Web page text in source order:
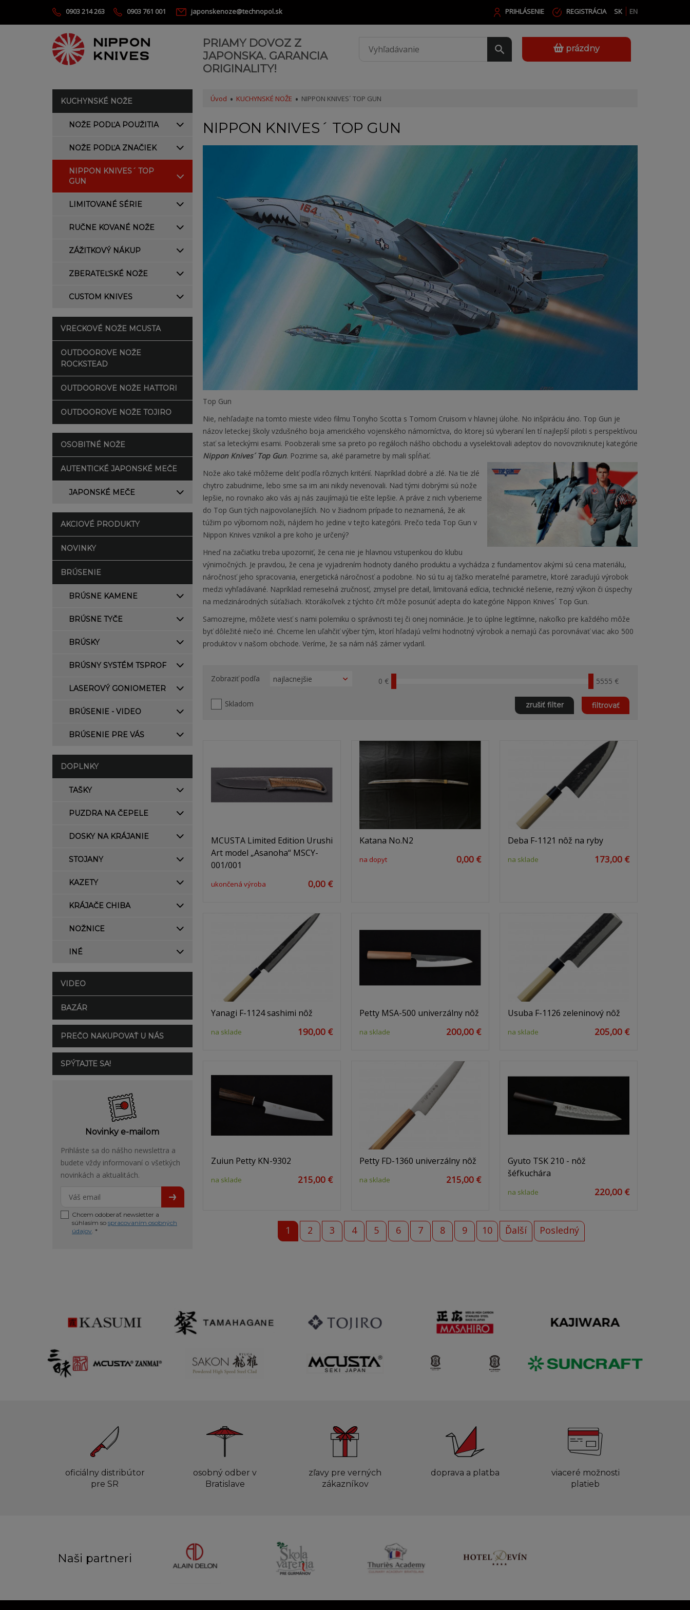
0903 214 263 0903 761 001 japonskenoze@technopol.sk SK EN
PRIHLÁSENIE REGISTRÁCIA
PRIAMY DOVOZ Z
JAPONSKA. GARANCIA
ORIGINALITY!
prázdny
KUCHYNSKÉ NOŽE
NOŽE PODĽA POUŽITIA
NOŽE PODĽA ZNAČIEK
NIPPON KNIVES´ TOP
GUN
LIMITOVANÉ SÉRIE
RUČNE KOVANÉ NOŽE
ZÁŽITKOVÝ NÁKUP
ZBERATEĽSKÉ NOŽE
CUSTOM KNIVES
VRECKOVÉ NOŽE MCUSTA
OUTDOOROVE NOŽE
ROCKSTEAD
OUTDOOROVE NOŽE HATTORI
OUTDOOROVE NOŽE TOJIRO
OSOBITNÉ NOŽE
AUTENTICKÉ JAPONSKÉ MEČE
JAPONSKÉ MEČE
AKCIOVÉ PRODUKTY
NOVINKY
BRÚSENIE
BRÚSNE KAMENE
BRÚSNE TYČE
BRÚSKY
BRÚSNY SYSTÉM TSPROF
LASEROVÝ GONIOMETER
BRÚSENIE - VIDEO
BRÚSENIE PRE VÁS
DOPLNKY
TAŠKY
PUZDRA NA ČEPELE
DOSKY NA KRÁJANIE
STOJANY
KAZETY
KRÁJAČE CHIBA
NOŽNICE
INÉ
VIDEO
BAZÁR
PREČO NAKUPOVAŤ U NÁS
SPÝTAJTE SA!
Novinky e-mailom
Prihláste sa do nášho newslettra a
budete vždy informovaní o všetkých
novinkách a aktualitách.
Chcem odoberať newsletter a
súhlasím so spracovaním osobných
údajov. *
Úvod KUCHYNSKÉ NOŽE NIPPON KNIVES´ TOP GUN
NIPPON KNIVES´ TOP GUN
Top Gun
Nie, nehľadajte na tomto mieste video filmu Tonyho Scotta s Tomom Cruisom v hlavnej úlohe. No inšpiráciu áno. Top Gun je
názov leteckej školy vzdušného boja amerického vojenského námorníctva, do ktorej sú vyberaní len tí najlepší piloti s perspektívou
stať sa leteckými esami. Poobzerali sme sa preto po regáloch nášho obchodu a vyselektovali adeptov do novovzniknutej kategórie
Nippon Knives´ Top Gun. Pozrime sa, aké parametre by mali spĺňať.
Nože ako také môžeme deliť podľa rôznych kritérií. Napríklad dobré a zlé. Na tie zlé
chytro zabudnime, lebo sme sa im ani nikdy nevenovali. Nad tými dobrými sú nože
lepšie, no rovnako ako vás aj nás zaujímajú tie ešte lepšie. A práve z nich vyberieme
do Top Gun tých najpovolanejších. No v žiadnom prípade to neznamená, že ak
túžim po výbornom noži, nájdem ho jedine v tejto kategórii. Prečo teda Top Gun v
Nippon Knives vznikol a pre koho je určený?
Hneď na začiatku treba upozorniť, že cena nie je hlavnou vstupenkou do klubu
výnimočných. Je pravdou, že cena je vyjadrením hodnoty daného produktu a vychádza z fundamentov akými sú cena materiálu,
náročnosť jeho spracovania, energetická náročnosť a podobne. No sú tu aj ťažko merateľné parametre, ktoré zaraďujú výrobok
medzi vyhľadávané. Napríklad remeselná zručnosť, zmysel pre detail, limitovaná edícia, technické riešenie, rezný výkon či úspechy
na medzinárodných súťažiach. Ktorákoľvek z týchto čŕt môže posunúť adepta do kategórie Nippon Knives´ Top Gun.
Samozrejme, môžete viesť s nami polemiku o správnosti tej či onej nominácie. Je to úplne legitímne, nakoľko pre každého môže
byť dôležité niečo iné. Chceme len uľahčiť výber tým, ktorí hľadajú veľmi hodnotný výrobok a nemajú čas porovnávať viac ako 500
produktov v našom obchode. Veríme, že sa nám náš zámer vydaril.
0 € 5555 €
Skladom filtrovať
zrušiť filter
Zobraziť podľa
MCUSTA Limited Edition Urushi
Art model „Asanoha“ MSCY-
001/001
ukončená výroba 0,00 €
Katana No.N2
na dopyt 0,00 €
Deba F-1121 nôž na ryby
na sklade 173,00 €
Yanagi F-1124 sashimi nôž
na sklade 190,00 €
Petty MSA-500 univerzálny nôž
na sklade 200,00 €
Usuba F-1126 zeleninový nôž
na sklade 205,00 €
Zuiun Petty KN-9302
na sklade 215,00 €
Petty FD-1360 univerzálny nôž
na sklade 215,00 €
Gyuto TSK 210 - nôž
šéfkuchára
na sklade 220,00 €
1 2 3 4 5 6 7 8 9 10 Ďalší Posledný
oficiálny distribútor
pre SR
osobný odber v
Bratislave
zľavy pre verných
zákazníkov
doprava a platba
viaceré možnosti
platieb
Naši partneri